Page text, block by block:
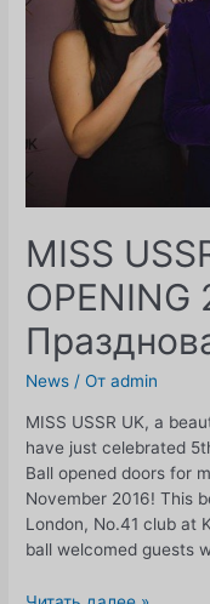
"Московская
ночь"!
MISS
OPENING
News / От admin
MISS USSR UK, a
have just celebrated
Ball opened doors for
November 2016! This
London, No.41 club at
ball welcomed guests
MISS